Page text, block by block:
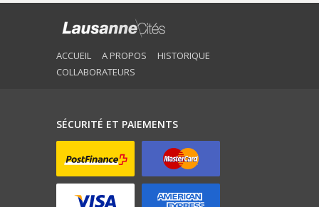
ACCUEIL A PROPOS
HISTORIQUE
COLLABORATEURS
SÉCURITÉ ET PAIEMENTS